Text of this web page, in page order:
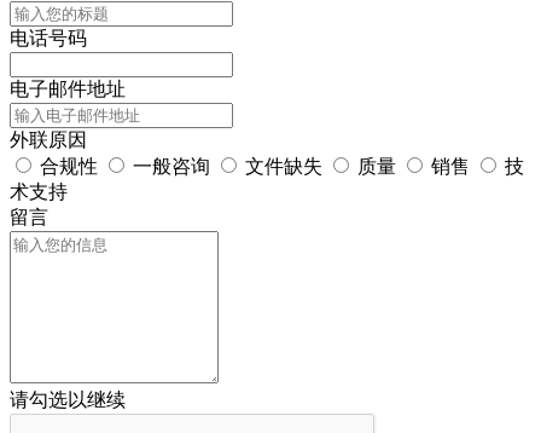
电话号码
电子邮件地址
外联原因
合规性
一般咨询 文件缺失 质量 销售
技
术支持
留言
请勾选以继续